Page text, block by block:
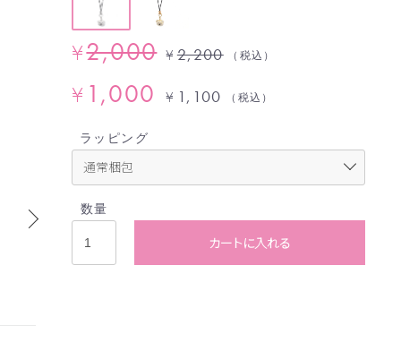
¥2,000
¥ 1,000
¥ 2,200 （税込）
¥ 1,100 （税込）
ラッピング
数量
カートに入れる